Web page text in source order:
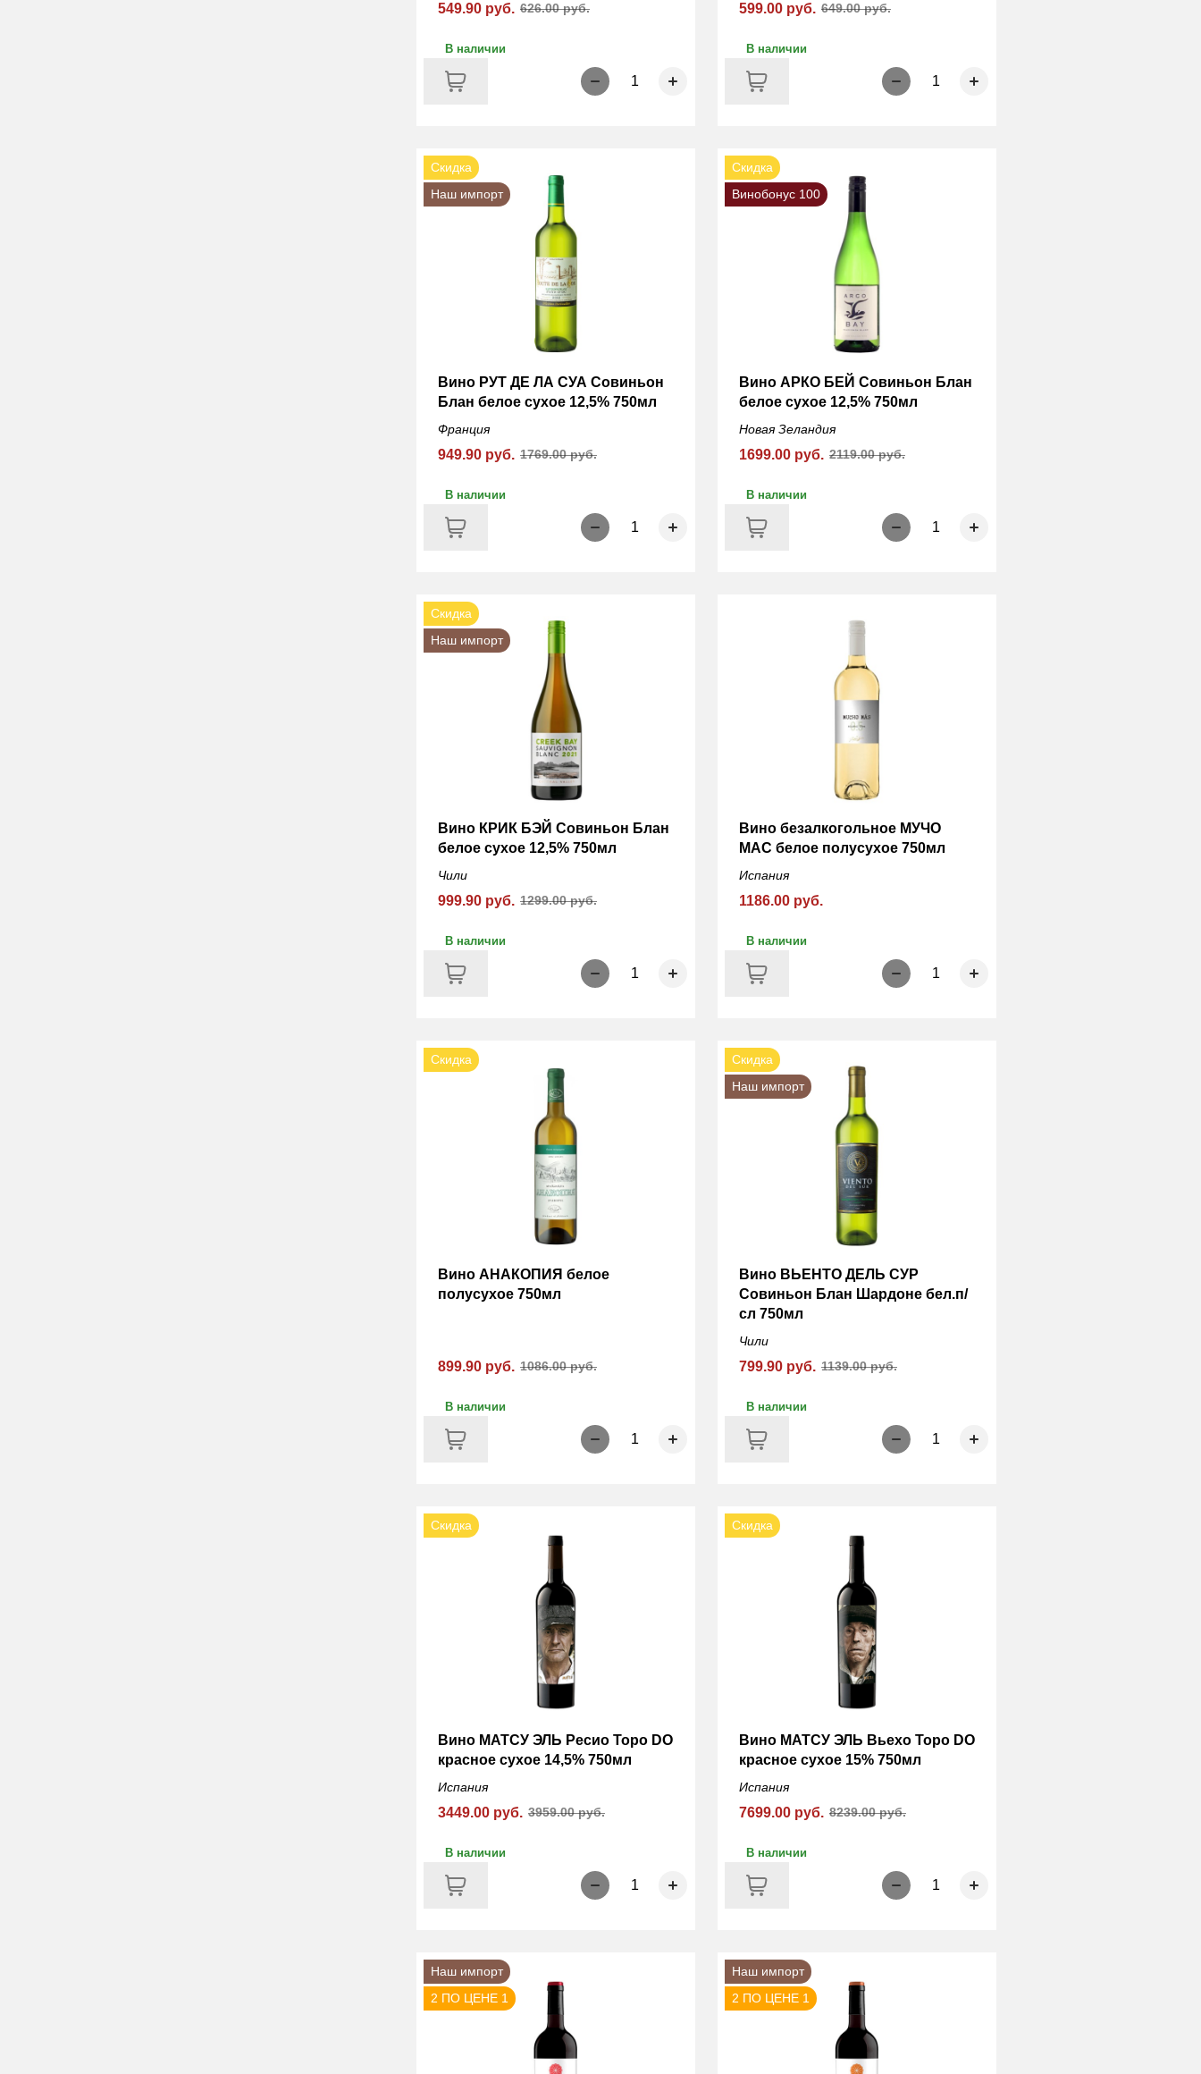
549.90 руб. 626.00 руб.
В наличии
1
599.00 руб. 649.00 руб.
В наличии
1
Скидка
Наш импорт
Вино РУТ ДЕ ЛА СУА Совиньон
Блан белое сухое 12,5% 750мл
Франция
949.90 руб. 1769.00 руб.
В наличии
1
Скидка
Винобонус 100
Вино АРКО БЕЙ Совиньон Блан
белое сухое 12,5% 750мл
Новая Зеландия
1699.00 руб. 2119.00 руб.
В наличии
1
Скидка
Наш импорт
Вино КРИК БЭЙ Совиньон Блан
белое сухое 12,5% 750мл
Чили
999.90 руб. 1299.00 руб.
В наличии
1
Вино безалкогольное МУЧО
МАС белое полусухое 750мл
Испания
1186.00 руб.
В наличии
1
Скидка
Вино АНАКОПИЯ белое
полусухое 750мл
899.90 руб. 1086.00 руб.
В наличии
1
Скидка
Наш импорт
Вино ВЬЕНТО ДЕЛЬ СУР
Совиньон Блан Шардоне бел.п/
сл 750мл
Чили
799.90 руб. 1139.00 руб.
В наличии
1
Скидка
Вино МАТСУ ЭЛЬ Ресио Торо DO
красное сухое 14,5% 750мл
Испания
3449.00 руб. 3959.00 руб.
В наличии
1
Скидка
Вино МАТСУ ЭЛЬ Вьехо Торо DO
красное сухое 15% 750мл
Испания
7699.00 руб. 8239.00 руб.
В наличии
1
Наш импорт
2 ПО ЦЕНЕ 1
Наш импорт
2 ПО ЦЕНЕ 1